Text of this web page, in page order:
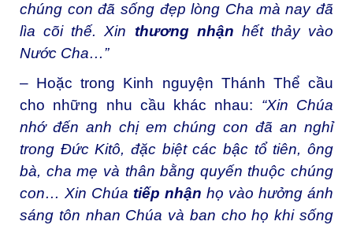
chúng con đã sống đẹp lòng Cha mà nay đã
lìa cõi thế. Xin thương nhận hết thảy vào
Nước Cha…”
– Hoặc trong Kinh nguyện Thánh Thể cầu
cho những nhu cầu khác nhau: “Xin Chúa
nhớ đến anh chị em chúng con đã an nghỉ
trong Đức Kitô, đặc biệt các bậc tổ tiên, ông
bà, cha mẹ và thân bằng quyến thuộc chúng
con… Xin Chúa tiếp nhận họ vào hưởng ánh
sáng tôn nhan Chúa và ban cho họ khi sống